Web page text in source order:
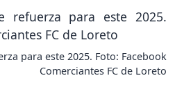
para este 2025. Foto: Facebook
Comerciantes FC de Loreto